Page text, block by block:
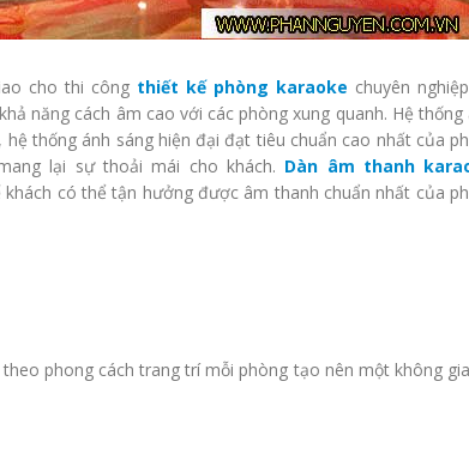
cho thi công thiết kế phòng karaoke chuyên
năng cách âm cao với các phòng xung quanh. Hệ
, hệ thống ánh sáng hiện đại đạt tiêu chuẩn cao nhất của
lại sự thoải mái cho khách. Dàn âm thanh
có thể tận hưởng được âm thanh chuẩn nhất của
phong cách trang trí mỗi phòng tạo nên một không